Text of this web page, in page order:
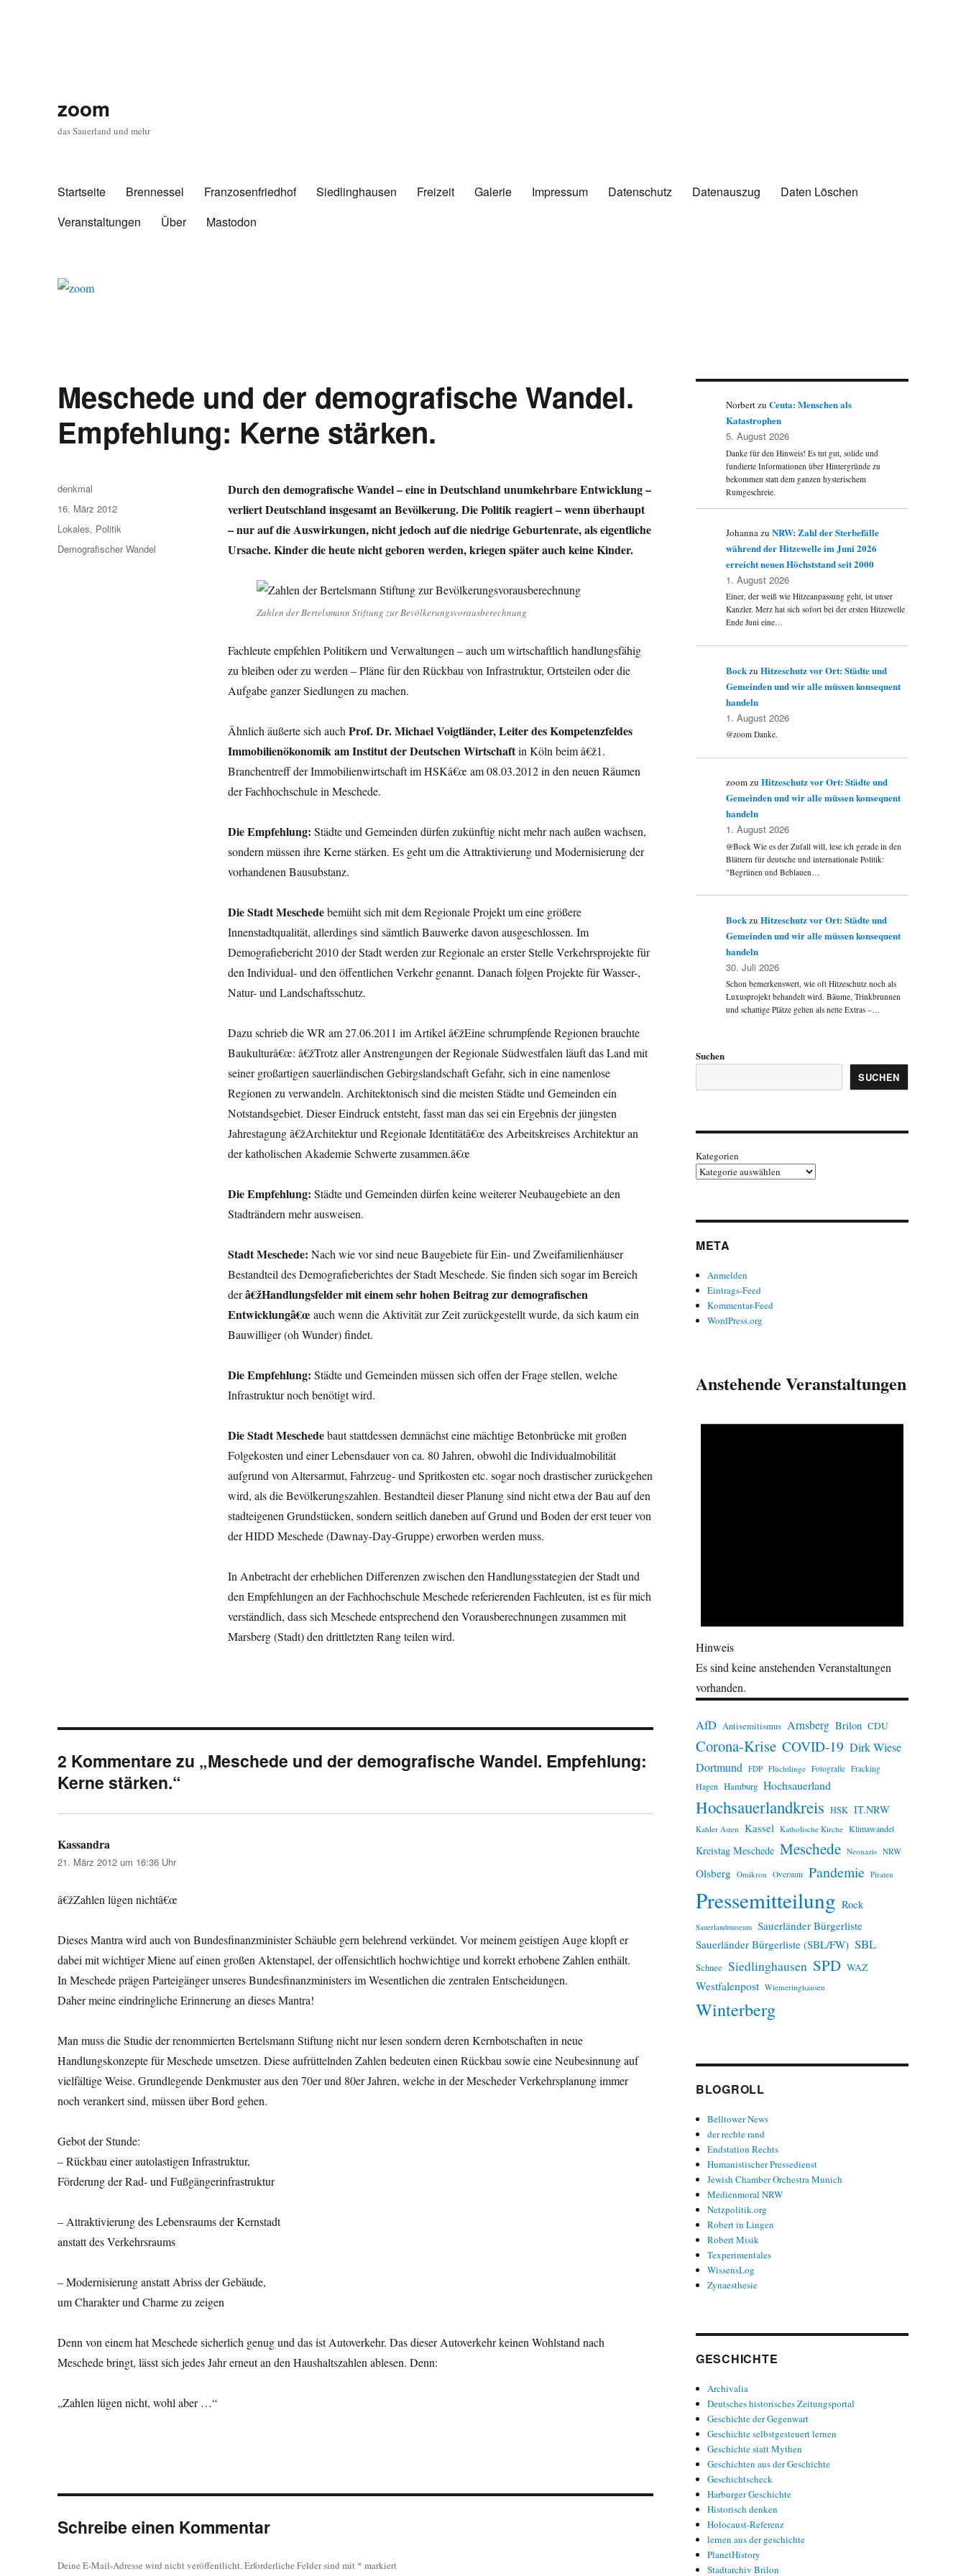
zoom
das Sauerland und mehr
Startseite Brennessel Franzosenfriedhof Siedlinghausen Freizeit Galerie Impressum Datenschutz Datenauszug
Daten Löschen
Veranstaltungen
Über Mastodon
Meschede und der demografische Wandel.
Empfehlung: Kerne stärken.
Durch den demografische Wandel – eine in Deutschland unumkehrbare Entwicklung –
verliert Deutschland insgesamt an Bevölkerung. Die Politik reagiert – wenn überhaupt
– nur auf die Auswirkungen, nicht jedoch auf die niedrige Geburtenrate, als eigentliche
Ursache. Kinder die heute nicht geboren werden, kriegen später auch keine Kinder.
Zahlen der Bertelsmann Stiftung zur Bevölkerungsvorausberechnung
Fachleute empfehlen Politikern und Verwaltungen – auch um wirtschaftlich handlungsfähig
zu bleiben oder zu werden – Pläne für den Rückbau von Infrastruktur, Ortsteilen oder die
Aufgabe ganzer Siedlungen zu machen.
Ähnlich äußerte sich auchProf. Dr. Michael Voigtländer, Leiter des Kompetenzfeldes
Immobilienökonomik am Institut der Deutschen Wirtschaftin Köln beim â€ž1.
Branchentreff der Immobilienwirtschaft im HSKâ€œ am 08.03.2012 in den neuen Räumen
der Fachhochschule in Meschede.
Die Empfehlung: Städte und Gemeinden dürfen zukünftig nicht mehr nach außen wachsen,
sondern müssen ihre Kerne stärken. Es geht um die Attraktivierung und Modernisierung der
vorhandenen Bausubstanz.
Die Stadt Meschedebemüht sich mit dem Regionale Projekt um eine größere
Innenstadtqualität, allerdings sind sämtlich Bauwerke davon ausgeschlossen. Im
Demografiebericht 2010 der Stadt werden zur Regionale an erster Stelle Verkehrsprojekte für
den Individual- und den öffentlichen Verkehr genannt. Danach folgen Projekte für Wasser-,
Natur- und Landschaftsschutz.
Dazu schrieb die WR am 27.06.2011 im Artikel â€žEine schrumpfende Regionen brauchte
Baukulturâ€œ: â€žTrotz aller Anstrengungen der Regionale Südwestfalen läuft das Land mit
seiner großartigen sauerländischen Gebirgslandschaft Gefahr, sich in eine namenlose
Regionen zu verwandeln. Architektonisch sind die meisten Städte und Gemeinden ein
Notstandsgebiet. Dieser Eindruck entsteht, fasst man das sei ein Ergebnis der jüngsten
Jahrestagung â€žArchitektur und Regionale Identitätâ€œ des Arbeitskreises Architektur an
der katholischen Akademie Schwerte zusammen.â€œ
Die Empfehlung: Städte und Gemeinden dürfen keine weiterer Neubaugebiete an den
Stadträndern mehr ausweisen.
Stadt Meschede: Nach wie vor sind neue Baugebiete für Ein- und Zweifamilienhäuser
Bestandteil des Demografieberichtes der Stadt Meschede. Sie finden sich sogar im Bereich
derâ€žHandlungsfelder mit einem sehr hohen Beitrag zur demografischen
Entwicklungâ€œ auch wenn die Aktivität zur Zeit zurückgestellt wurde, da sich kaum ein
Bauwilliger (oh Wunder) findet.
Die Empfehlung: Städte und Gemeinden müssen sich offen der Frage stellen, welche
Infrastruktur noch benötigt wird.
Die Stadt Meschedebaut stattdessen demnächst eine mächtige Betonbrücke mit großen
Folgekosten und einer Lebensdauer von ca. 80 Jahren, obwohl die Individualmobilität
aufgrund von Altersarmut, Fahrzeug- und Spritkosten etc. sogar noch drastischer zurückgehen
wird, als die Bevölkerungszahlen. Bestandteil dieser Planung sind nicht etwa der Bau auf den
stadteigenen Grundstücken, sondern seitlich daneben auf Grund und Boden der erst teuer von
der HIDD Meschede (Dawnay-Day-Gruppe) erworben werden muss.
In Anbetracht der erheblichen Differenzen zwischen den Handlungsstategien der Stadt und
den Empfehlungen an der Fachhochschule Meschede referierenden Fachleuten, ist es für mich
verständlich, dass sich Meschede entsprechend den Vorausberechnungen zusammen mit
Marsberg (Stadt) den drittletzten Rang teilen wird.
Autor
denkmal
Veröffentlicht
am
16. März 2012
Kategorien
Lokales, Politik
Schlagwörter
Demografischer Wandel
2 Kommentare zu „Meschede und der demografische Wandel. Empfehlung:
Kerne stärken.“
Kassandra
21. März 2012 um 16:36 Uhr
â€žZahlen lügen nichtâ€œ
Dieses Mantra wird auch von Bundesfinanzminister Schäuble gern belehrend verkündet. Vor meinem geistigen Auge klopft er
dabei mit wichtiger Miene auf einen großen Aktenstapel, der offensichtlich hochwichtige und korrekt erhobene Zahlen enthält.
In Meschede prägen Parteigänger unseres Bundesfinanzministers im Wesentlichen die zentralen Entscheidungen.
Daher meine eindringliche Erinnerung an dieses Mantra!
Man muss die Studie der renommierten Bertelsmann Stiftung nicht nur lesen sondern deren Kernbotschaften in neue
Handlungskonzepte für Meschede umsetzen. Diese aufrüttelnden Zahlen bedeuten einen Rückbau sowie eine Neubesinnung auf
vielfältige Weise. Grundlegende Denkmuster aus den 70er und 80er Jahren, welche in der Mescheder Verkehrsplanung immer
noch verankert sind, müssen über Bord gehen.
Gebot der Stunde:
– Rückbau einer autolastigen Infrastruktur,
Förderung der Rad- und Fußgängerinfrastruktur
– Attraktivierung des Lebensraums der Kernstadt
anstatt des Verkehrsraums
– Modernisierung anstatt Abriss der Gebäude,
um Charakter und Charme zu zeigen
Denn von einem hat Meschede sicherlich genug und das ist Autoverkehr. Das dieser Autoverkehr keinen Wohlstand nach
Meschede bringt, lässt sich jedes Jahr erneut an den Haushaltszahlen ablesen. Denn:
„Zahlen lügen nicht, wohl aber …“
Schreibe einen Kommentar
Deine E-Mail-Adresse wird nicht veröffentlicht.Erforderliche Felder sind mit * markiert
NorbertzuCeuta: Menschen als
Katastrophen
5. August 2026
Danke für den Hinweis! Es tut gut, solide und
fundierte Informationen über Hintergründe zu
bekommen statt dem ganzen hysterischem
Rumgeschreie.
JohannazuNRW: Zahl der Sterbefälle
während der Hitzewelle im Juni 2026
erreicht neuen Höchststand seit 2000
1. August 2026
Einer, der weiß wie Hitzeanpassung geht, ist unser
Kanzler. Merz hat sich sofort bei der ersten Hitzewelle
Ende Juni eine…
BockzuHitzeschutz vor Ort: Städte und
Gemeinden und wir alle müssen konsequent
handeln
1. August 2026
@zoom Danke.
zoomzuHitzeschutz vor Ort: Städte und
Gemeinden und wir alle müssen konsequent
handeln
1. August 2026
@Bock Wie es der Zufall will, lese ich gerade in den
Blättern für deutsche und internationale Politik:
"Begrünen und Beblauen…
BockzuHitzeschutz vor Ort: Städte und
Gemeinden und wir alle müssen konsequent
handeln
30. Juli 2026
Schon bemerkenswert, wie oft Hitzeschutz noch als
Luxusprojekt behandelt wird. Bäume, Trinkbrunnen
und schattige Plätze gelten als nette Extras –…
Suchen
SUCHEN
Kategorien
META
Anmelden
Eintrags-Feed
Kommentar-Feed
WordPress.org
Anstehende Veranstaltungen
Hinweis
Es sind keine anstehenden Veranstaltungen
vorhanden.
AfD Antisemitismus Arnsberg Brilon CDU
Corona-Krise COVID-19 Dirk Wiese
Dortmund FDP Flüchtlinge Fotografie Fracking
Hagen Hamburg Hochsauerland
Hochsauerlandkreis HSK IT.NRW
Kahler Asten Kassel Katholische Kirche Klimawandel
Kreistag Meschede Meschede Neonazis NRW
Olsberg Omikron Oversum Pandemie Piraten
Pressemitteilung Rock
Sauerlandmuseum Sauerländer Bürgerliste
Sauerländer Bürgerliste (SBL/FW) SBL
Schnee Siedlinghausen SPD WAZ
Westfalenpost Wiemeringhausen
Winterberg
BLOGROLL
Belltower News
der rechte rand
Endstation Rechts
Humanistischer Pressedienst
Jewish Chamber Orchestra Munich
Medienmoral NRW
Netzpolitik.org
Robert in Lingen
Robert Misik
Texperimentales
WissensLog
Zynaesthesie
GESCHICHTE
Archivalia
Deutsches historisches Zeitungsportal
Geschichte der Gegenwart
Geschichte selbstgesteuert lernen
Geschichte statt Mythen
Geschichten aus der Geschichte
Geschichtscheck
Harburger Geschichte
Historisch denken
Holocaust-Referenz
lernen aus der geschichte
PlanetHistory
Stadtarchiv Brilon